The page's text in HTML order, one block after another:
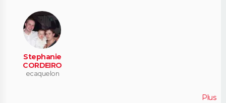
Stephanie
CORDEIRO
ecaquelon
Plus